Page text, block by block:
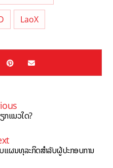
LaoX
ກແນວໃດ?
ແຜນທຸລະກິດສຳລັບຜູ້ປະກອບການ